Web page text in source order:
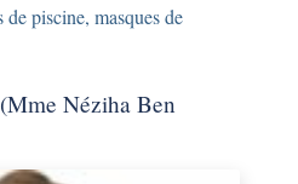
de piscine, masques de
Néziha Ben